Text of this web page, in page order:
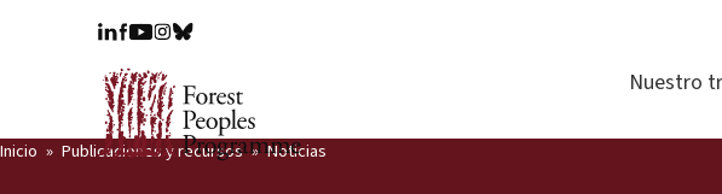
Nuestro
Inicio Publicaciones y recursos Noticias